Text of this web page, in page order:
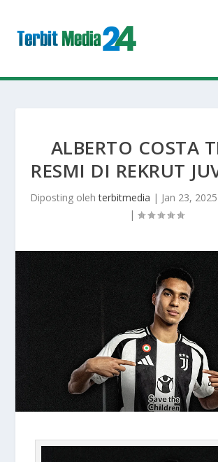
ALBERTO COSTA
RESMI DI REKRUT
Diposting olehterbitmedia | Jan 23, 2025
|